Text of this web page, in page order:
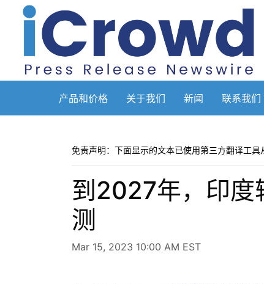
产品和价格 关于我们 新闻 联系我们
免责声明：下面显示的文本已使用第三方翻译工具
到2027年，印度
测
Mar 15, 2023 10:00 AM EST